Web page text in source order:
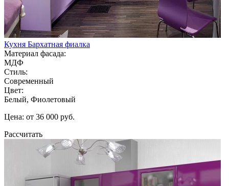
Кухня Бархатная фиалка
Материал фасада:
МДФ
Стиль:
Современный
Цвет:
Белый, Фиолетовый
Цена: от 36 000 руб.
Рассчитать